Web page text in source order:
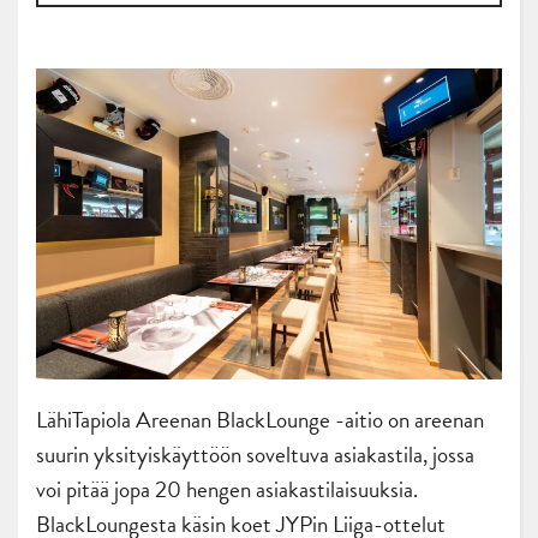
LähiTapiola Areenan BlackLounge -aitio on areenan
suurin yksityiskäyttöön soveltuva asiakastila, jossa
voi pitää jopa 20 hengen asiakastilaisuuksia.
BlackLoungesta käsin koet JYPin Liiga-ottelut